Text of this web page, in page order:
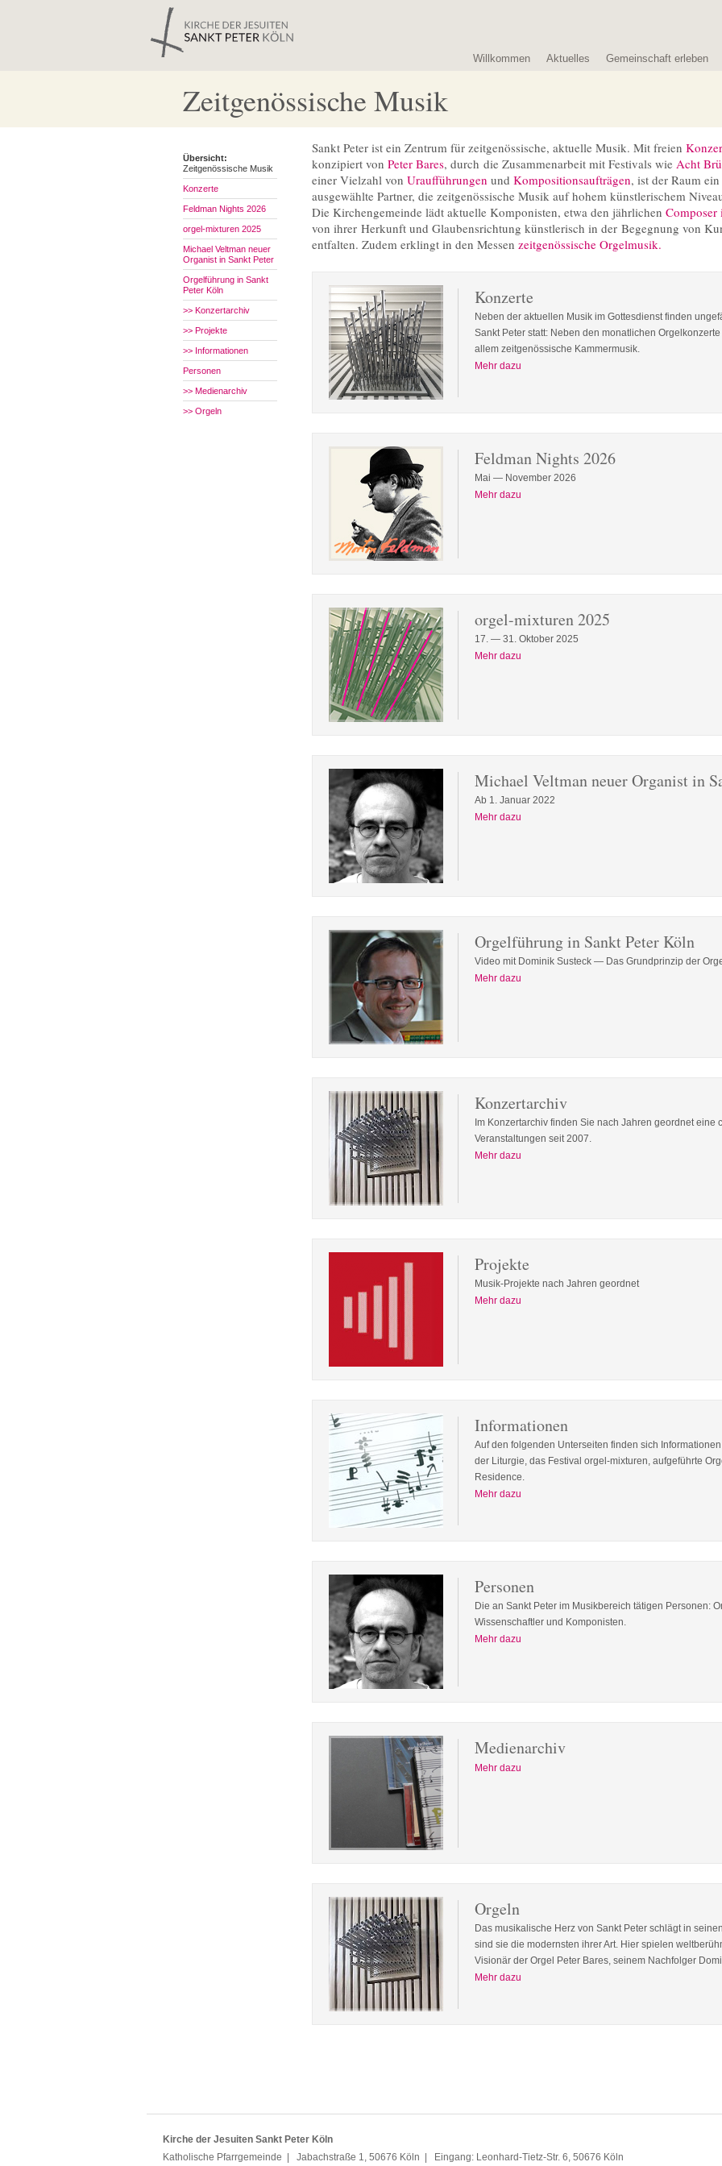
Willkommen Aktuelles Gemeinschaft erleben
Zeitgenössische Musik
Übersicht:
Zeitgenössische Musik
Konzerte
Feldman Nights 2026
orgel-mixturen 2025
Michael Veltman neuer
Organist in Sankt Peter
Orgelführung in Sankt
Peter Köln
>> Konzertarchiv
>> Projekte
>> Informationen
Personen
>> Medienarchiv
>> Orgeln
Sankt Peter ist ein Zentrum für zeitgenössische, aktuelle Musik. Mit freien
konzipiert von Peter Bares, durch die Zusammenarbeit mit Festivals wie Acht
einer Vielzahl von Uraufführungen und Kompositionsaufträgen, ist der Raum
ausgewählte Partner, die zeitgenössische Musik auf hohem künstlerischem
Die Kirchengemeinde lädt aktuelle Komponisten, etwa den jährlichen Composer
von ihrer Herkunft und Glaubensrichtung künstlerisch in der Begegnung von
entfalten. Zudem erklingt in den Messen zeitgenössische Orgelmusik.
Konzerte
Neben der aktuellen Musik im Gottesdienst finden
Sankt Peter statt: Neben den monatlichen
allem zeitgenössische Kammermusik.
Mehr dazu
Feldman Nights 2026
Mai — November 2026
Mehr dazu
orgel-mixturen 2025
17. — 31. Oktober 2025
Mehr dazu
Michael Veltman neuer Organist in
Ab 1. Januar 2022
Mehr dazu
Orgelführung in Sankt Peter Köln
Video mit Dominik Susteck — Das Grundprinzip der
Mehr dazu
Konzertarchiv
Im Konzertarchiv finden Sie nach Jahren geordnet eine
Veranstaltungen seit 2007.
Mehr dazu
Projekte
Musik-Projekte nach Jahren geordnet
Mehr dazu
Informationen
Auf den folgenden Unterseiten finden sich
der Liturgie, das Festival orgel-mixturen, aufgeführte
Residence.
Mehr dazu
Personen
Die an Sankt Peter im Musikbereich tätigen Personen:
Wissenschaftler und Komponisten.
Mehr dazu
Medienarchiv
Mehr dazu
Orgeln
Das musikalische Herz von Sankt Peter schlägt in
sind sie die modernsten ihrer Art. Hier spielen
Visionär der Orgel Peter Bares, seinem Nachfolger
Mehr dazu
Kirche der Jesuiten Sankt Peter Köln
Katholische Pfarrgemeinde | Jabachstraße 1, 50676 Köln | Eingang: Leonhard-Tietz-Str. 6, 50676 Köln